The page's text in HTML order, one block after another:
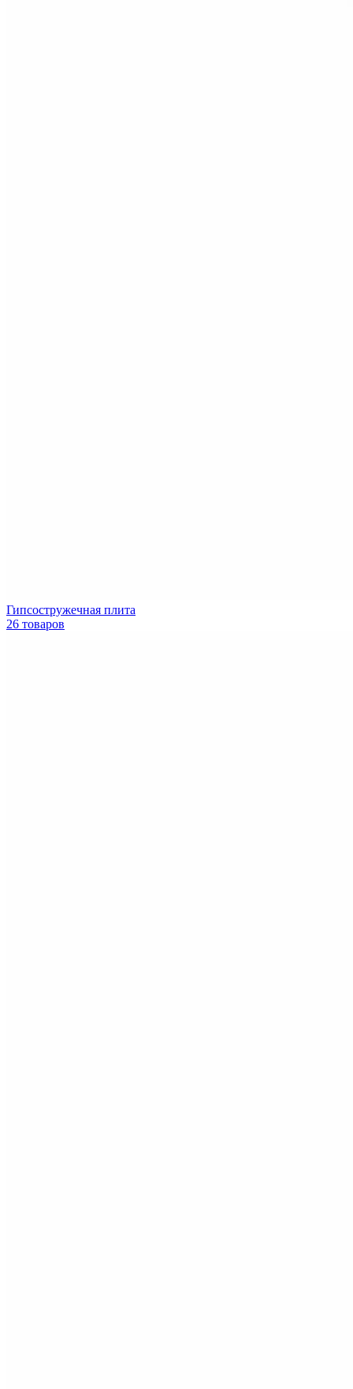
Гипсостружечная плита
26 товаров